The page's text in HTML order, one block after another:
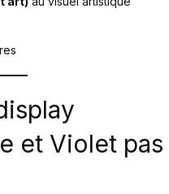
et Violet pas